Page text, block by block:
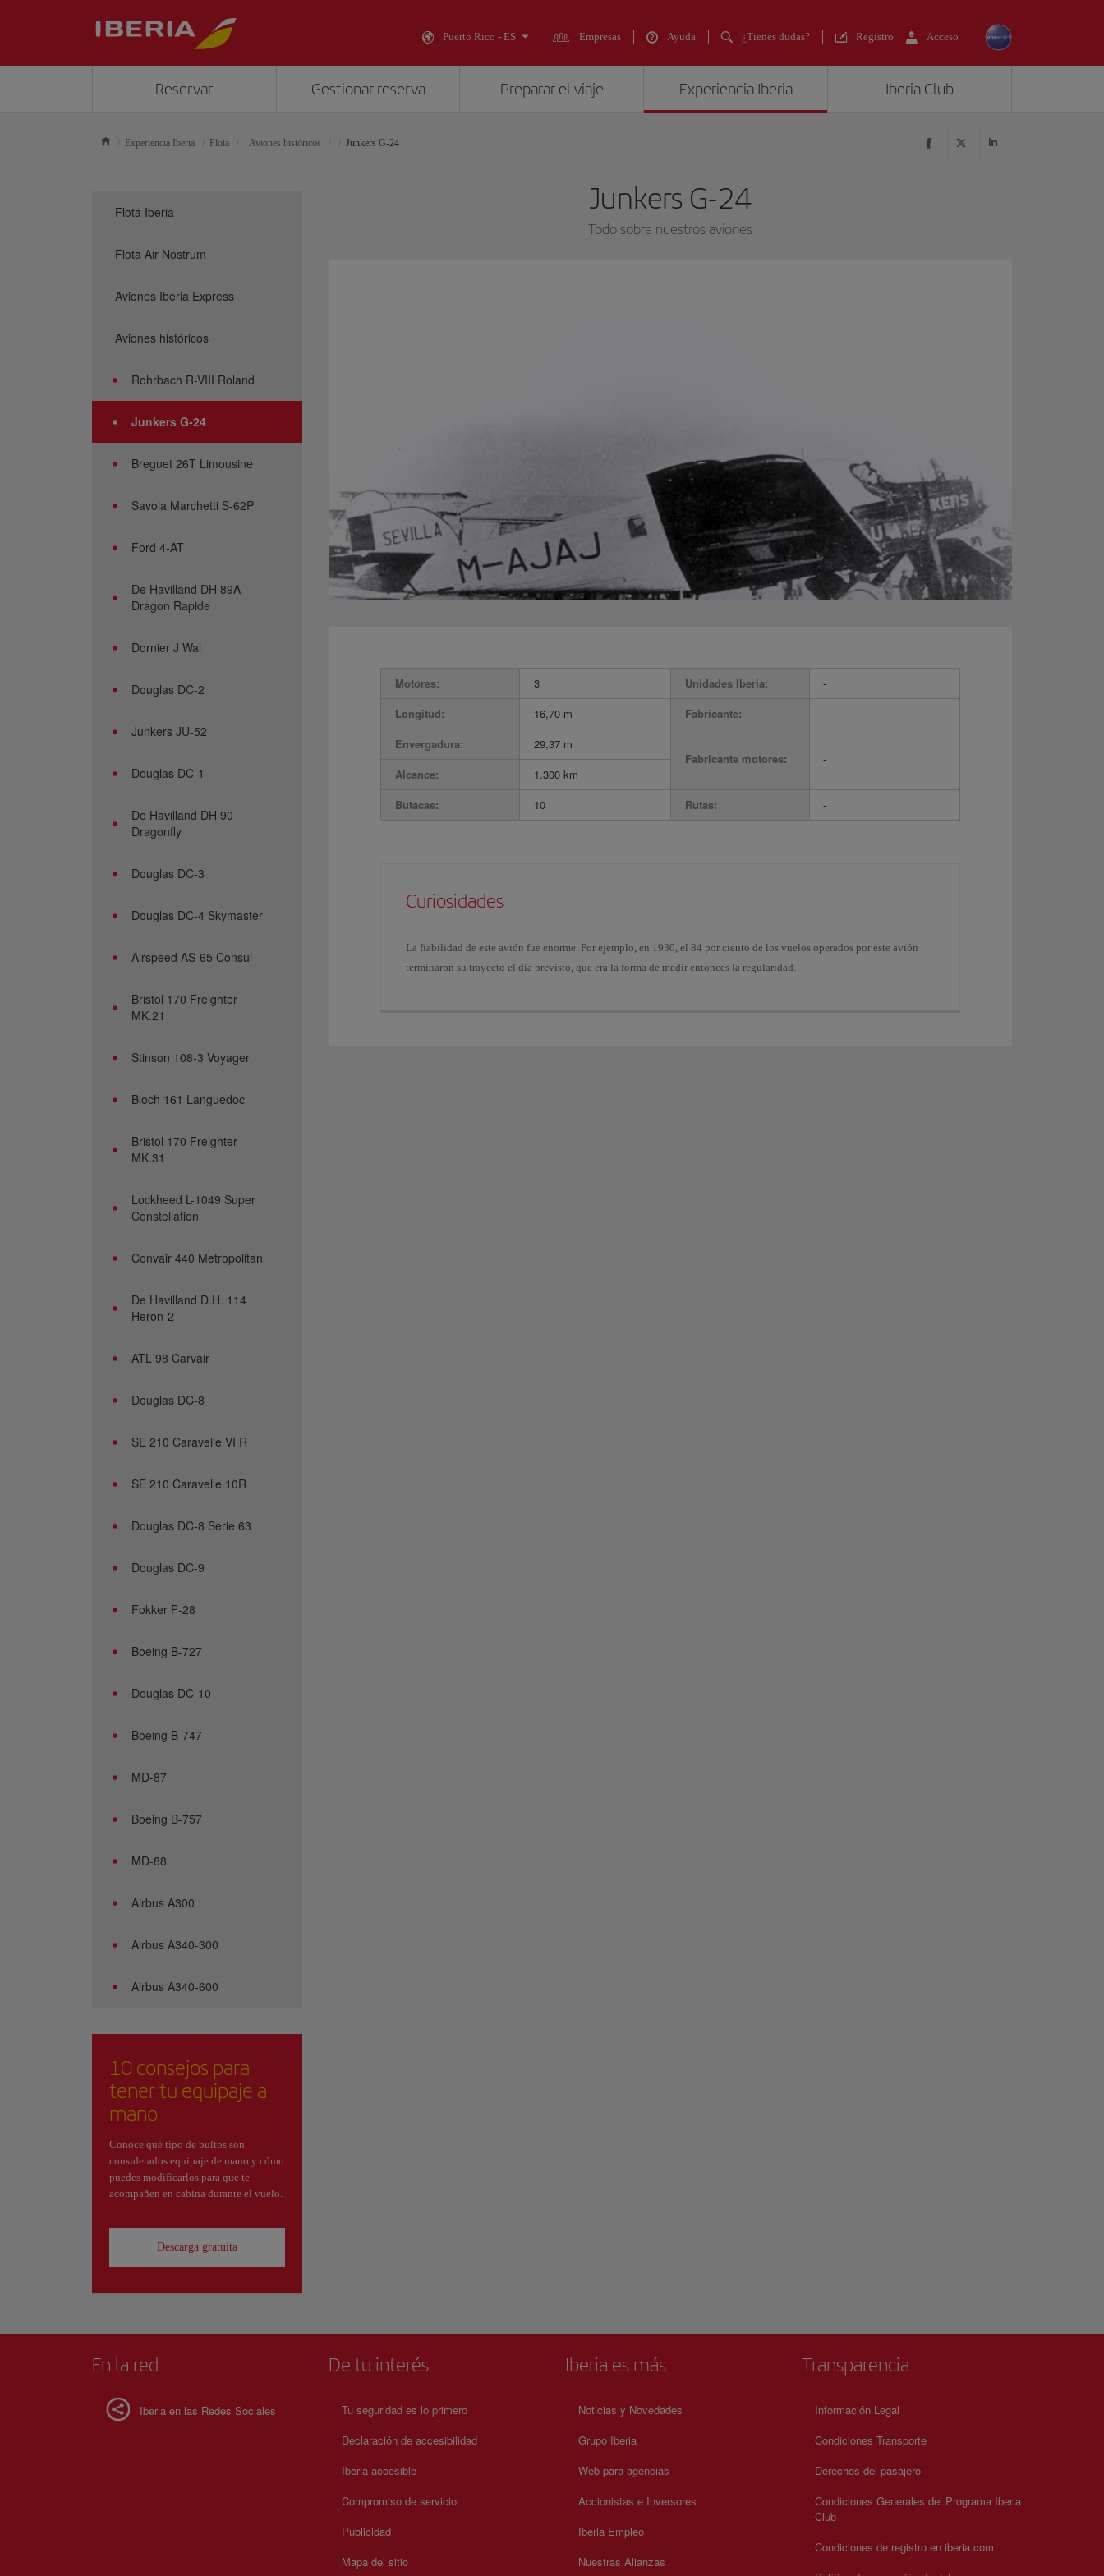
Puerto Rico - ES Empresas Ayuda ¿Tienes dudas? Registro Acceso
Reservar Gestionar reserva Preparar el viaje Experiencia Iberia Iberia Club
Experiencia Iberia Flota Aviones históricos Junkers G-24
Junkers G-24
Todo sobre nuestros aviones
Motores: 3 Unidades Iberia:
-
Longitud:
16,70 m Fabricante:
-
Envergadura:
29,37 m
Fabricante motores:
-
Alcance:
1.300 km
Butacas:
10 Rutas: -
Curiosidades
La fiabilidad de este avión fue enorme. Por ejemplo, en 1930, el 84 por ciento de los vuelos operados por este avión
terminaron su trayecto el día previsto, que era la forma de medir entonces la regularidad.
Flota Iberia
Flota Air Nostrum
Aviones Iberia Express
Aviones históricos
Rohrbach R-VIII Roland
Junkers G-24
Breguet 26T Limousine
Savoia Marchetti S-62P
Ford 4-AT
De Havilland DH 89A
Dragon Rapide
Dornier J Wal
Douglas DC-2
Junkers JU-52
Douglas DC-1
De Havilland DH 90
Dragonfly
Douglas DC-3
Douglas DC-4 Skymaster
Airspeed AS-65 Consul
Bristol 170 Freighter
MK.21
Stinson 108-3 Voyager
Bloch 161 Languedoc
Bristol 170 Freighter
MK.31
Lockheed L-1049 Super
Constellation
Convair 440 Metropolitan
De Havilland D.H. 114
Heron-2
ATL 98 Carvair
Douglas DC-8
SE 210 Caravelle VI R
SE 210 Caravelle 10R
Douglas DC-8 Serie 63
Douglas DC-9
Fokker F-28
Boeing B-727
Douglas DC-10
Boeing B-747
MD-87
Boeing B-757
MD-88
Airbus A300
Airbus A340-300
Airbus A340-600
10 consejos para
tener tu equipaje a
mano
Conoce qué tipo de bultos son
considerados equipaje de mano y cómo
puedes modificarlos para que te
acompañen en cabina durante el vuelo.
Descarga gratuita
En la red
Iberia en las Redes Sociales
De tu interés
Tu seguridad es lo primero
Declaración de accesibilidad
Iberia accesible
Compromiso de servicio
Publicidad
Mapa del sitio
Iberia es más
Noticias y Novedades
Grupo Iberia
Web para agencias
Accionistas e Inversores
Iberia Empleo
Nuestras Alianzas
Transparencia
Información Legal
Condiciones Transporte
Derechos del pasajero
Condiciones Generales del Programa Iberia
Club
Condiciones de registro en iberia.com